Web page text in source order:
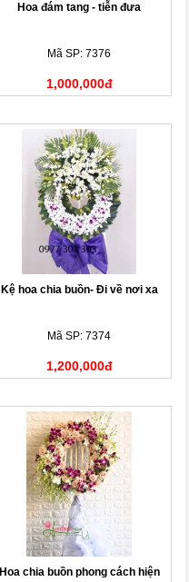
Hoa đám tang - tiễn đưa
Mã SP: 7376
1,000,000đ
Kệ hoa chia buồn- Đi về nơi xa
Mã SP: 7374
1,200,000đ
Hoa chia buồn phong cách hiện